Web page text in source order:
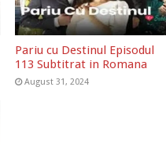
Pariu cu Destinul Episodul
113 Subtitrat in Romana
August 31, 2024